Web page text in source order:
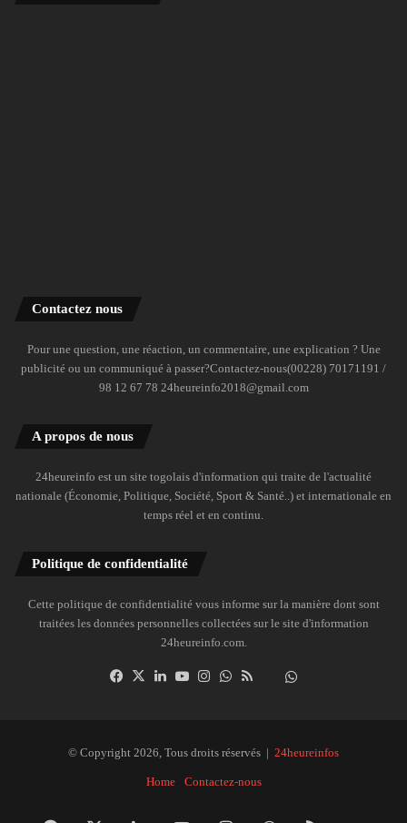
Contactez nous
Pour une question, une réaction, un commentaire, une explication ? Une
publicité ou un communiqué à passer?Contactez-nous(00228) 70171191 /
98 12 67 78 24heureinfo2018@gmail.com
A propos de nous
24heureinfo est un site togolais d'information qui traite de l'actualité
nationale (Économie, Politique, Société, Sport & Santé..) et internationale en
temps réel et en continu.
Politique de confidentialité
Cette politique de confidentialité vous informe sur la manière dont sont
traitées les données personnelles collectées sur le site d'information
24heureinfo.com.
Facebook
X LinkedinYouTubeInstagramWhatsAppDailymotion
© Copyright 2026, Tous droits réservés | 24heureinfos
Home Contactez-nous